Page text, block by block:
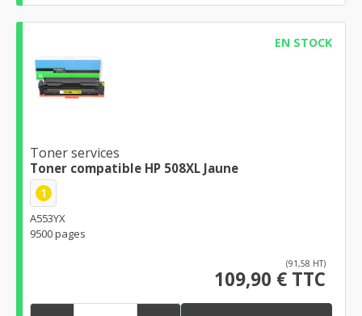
EN STOCK
Toner services
Toner compatible HP 508XL Jaune
1
A553YX
9500 pages
(91,58 HT)
109,90 € TTC